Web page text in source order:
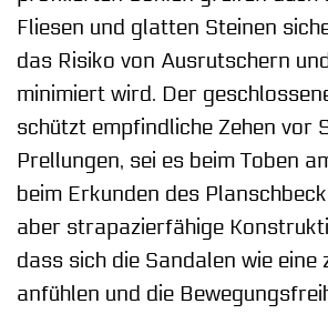
Fliesen und glatten Steinen
das Risiko von Ausrutschern
minimiert wird. Der
schützt empfindliche Zehen vor
Prellungen, sei es beim Toben
beim Erkunden des
aber strapazierfähige
dass sich die Sandalen wie eine
anfühlen und die